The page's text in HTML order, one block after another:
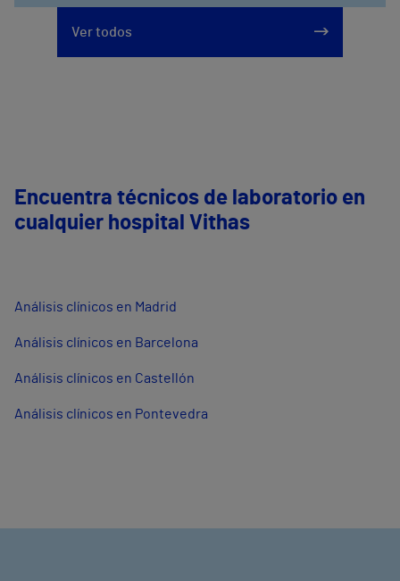
Ver todos
Encuentra técnicos de laboratorio en
cualquier hospital Vithas
Análisis clínicos en Madrid
Análisis clínicos en Barcelona
Análisis clínicos en Castellón
Análisis clínicos en Pontevedra